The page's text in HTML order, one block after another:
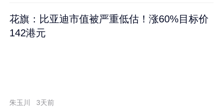
花旗：比亚迪市值被严重低估！涨60%目标价
142港元
朱玉川 3天前